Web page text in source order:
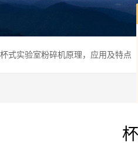
式实验室粉碎机原理，应用及特点